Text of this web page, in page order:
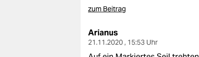
zum Beitrag
Arianus
21.11.2020 , 15:53 Uhr